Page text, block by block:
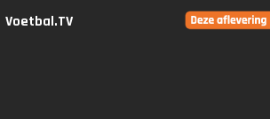
Voetbal.TV